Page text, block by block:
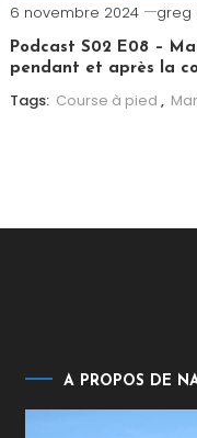
6 novembre 2024 greg
Podcast S02 E08 –
pendant et après la
Tags: Course à pied ,
A PROPOS DE